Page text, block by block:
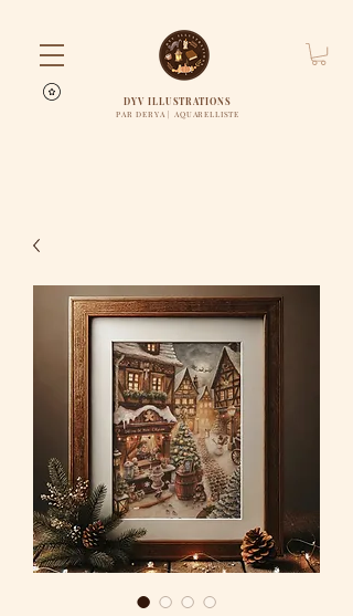
DYV ILLUSTRATIONS
PAR DERYA | AQUARELLISTE